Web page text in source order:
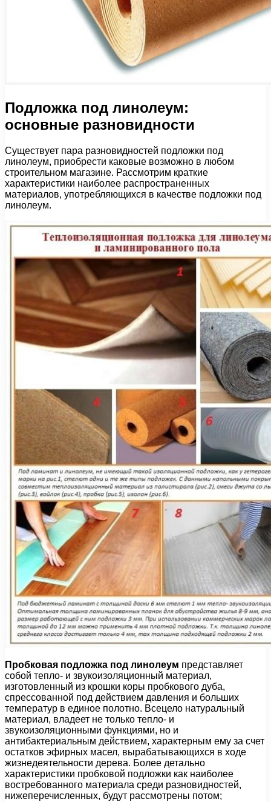
Подложка под линолеум:
основные разновидности
Существует пара разновидностей подложки под
линолеум, приобрести каковые возможно в любом
строительном магазине. Рассмотрим краткие
характеристики наиболее распространенных
материалов, употребляющихся в качестве подложки под
линолеум.
Пробковая подложка под линолеум представляет
собой тепло- и звукоизоляционный материал,
изготовленный из крошки коры пробкового дуба,
спрессованной под действием давления и больших
температур в единое полотно. Всецело натуральный
материал, владеет не только тепло- и
звукоизоляционными функциями, но и
антибактериальным действием, характерным ему за счет
остатков эфирных масел, вырабатывающихся в ходе
жизнедеятельности дерева. Более детально
характеристики пробковой подложки как наиболее
востребованного материала среди разновидностей,
нижеперечисленных, будут рассмотрены потом;